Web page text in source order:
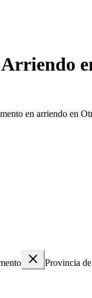
en arriendo en
Provincia